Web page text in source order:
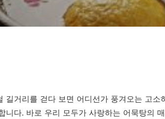
길거리를 걷다 보면 어디선가 풍겨오는 고
니다. 바로 우리 모두가 사랑하는 어묵탕의